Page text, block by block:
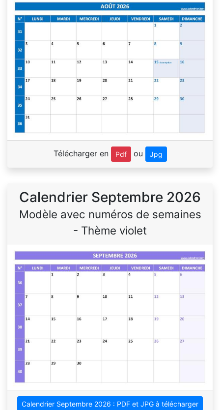
Télécharger en Pdf ou Jpg
Calendrier Septembre 2026
Modèle avec numéros de semaines
- Thème violet
Calendrier Septembre 2026 : PDF et JPG à télécharger